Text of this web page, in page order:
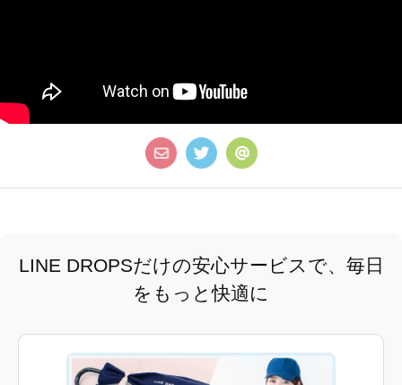
LINE DROPSだけの安心サービスで、毎日
をもっと快適に